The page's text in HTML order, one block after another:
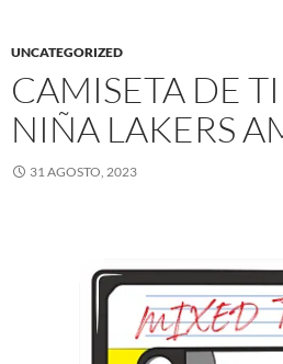
UNCATEGORIZED
CAMISETA DE
NIÑA LAKERS
31 AGOSTO, 2023